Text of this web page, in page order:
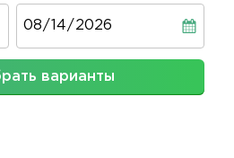
варианты